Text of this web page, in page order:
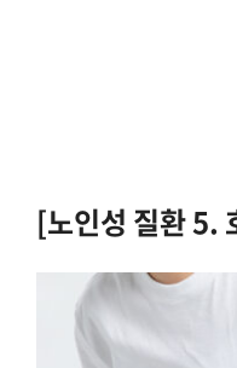
[노인성 질환 5.